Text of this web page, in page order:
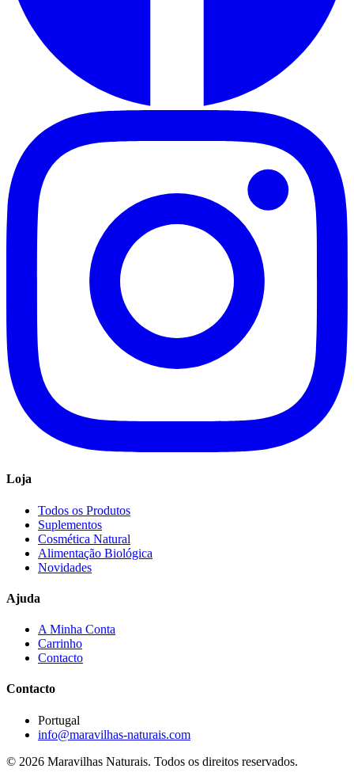
Loja
Todos os Produtos
Suplementos
Cosmética Natural
Alimentação Biológica
Novidades
Ajuda
A Minha Conta
Carrinho
Contacto
Contacto
Portugal
info@maravilhas-naturais.com
© 2026 Maravilhas Naturais. Todos os direitos reservados.